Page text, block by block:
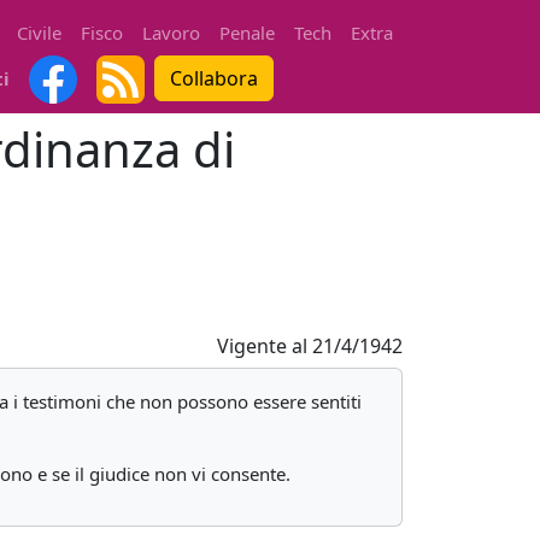
Civile Fisco Lavoro Penale Tech
Extra
Collabora
di
Vigente al 21/4/1942
testimoni che non possono essere sentiti
e se il giudice non vi consente.